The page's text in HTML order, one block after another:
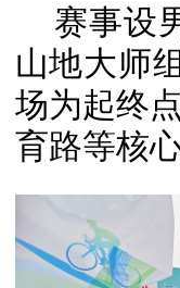
赛事设
山地大师
场为起终
育路等核